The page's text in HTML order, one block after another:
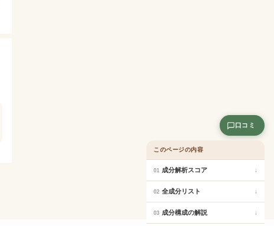
口コミ
このページの内容
01 成分解析スコア ↓
02 全成分リスト ↓
03 成分構成の解説 ↓